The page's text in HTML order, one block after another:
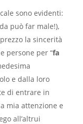
sono evidenti:
può far male!),
la sincerità
persone per “fa
e dalla loro
di entrare in
mia attenzione e
all’altrui